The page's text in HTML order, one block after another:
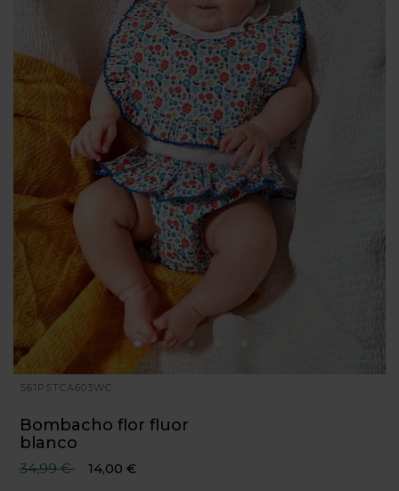
S61PSTCA603WC
Bombacho flor fluor
blanco
Precio reducido desde
34,99 €hasta
14,00 €